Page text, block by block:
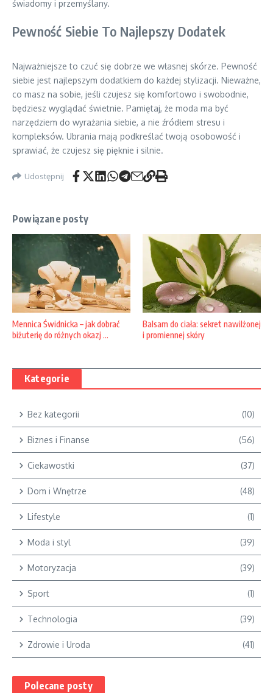
świadomy i przemyślany.
Pewność Siebie To Najlepszy Dodatek
Najważniejsze to czuć się dobrze we własnej skórze. Pewność
siebie jest najlepszym dodatkiem do każdej stylizacji. Nieważne,
co masz na sobie, jeśli czujesz się komfortowo i swobodnie,
będziesz wyglądać świetnie. Pamiętaj, że moda ma być
narzędziem do wyrażania siebie, a nie źródłem stresu i
kompleksów. Ubrania mają podkreślać twoją osobowość i
sprawiać, że czujesz się pięknie i silnie.
Udostępnij
Powiązane posty
Mennica Świdnicka – jak dobrać
biżuterię do różnych okazj ...
Balsam do ciała: sekret nawilżonej
i promiennej skóry
Kategorie
Bez kategorii (10)
Biznes i Finanse (56)
Ciekawostki (37)
Dom i Wnętrze (48)
Lifestyle (1)
Moda i styl (39)
Motoryzacja (39)
Sport (1)
Technologia (39)
Zdrowie i Uroda (41)
Polecane posty